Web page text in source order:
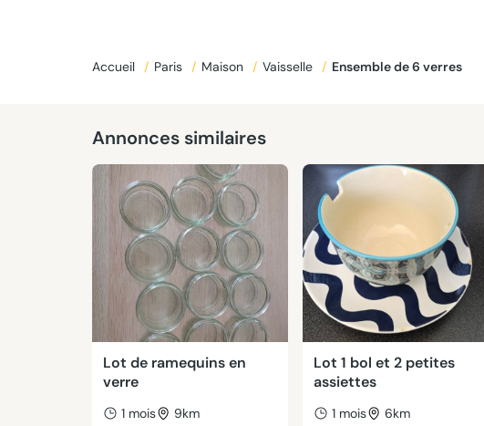
Accueil / Paris / Maison / Vaisselle / Ensemble de 6 verres
Annonces similaires
Lot de ramequins en
verre
1 mois 9km
Lot 1 bol et 2 petites
assiettes
1 mois 6km